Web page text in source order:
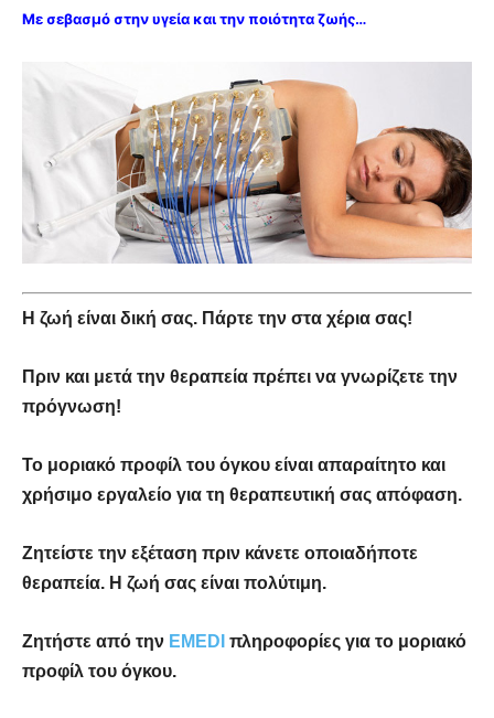
Με σεβασμό στην υγεία και την ποιότητα ζωής…
Η ζωή είναι δική σας. Πάρτε την στα χέρια σας!
Πριν και μετά την θεραπεία πρέπει να γνωρίζετε την
πρόγνωση!
Το μοριακό προφίλ του όγκου είναι απαραίτητο και
χρήσιμο εργαλείο για τη θεραπευτική σας απόφαση.
Ζητείστε την εξέταση πριν κάνετε οποιαδήποτε
θεραπεία. Η ζωή σας είναι πολύτιμη.
Ζητήστε από την EMEDI πληροφορίες για το μοριακό
προφίλ του όγκου.